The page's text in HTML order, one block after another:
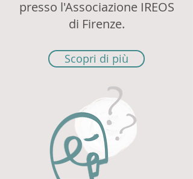
presso l'Associazione IREOS
di Firenze.
Scopri di più